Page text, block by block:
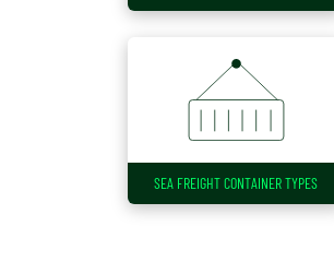
SEA FREIGHT CONTAINER TYPES